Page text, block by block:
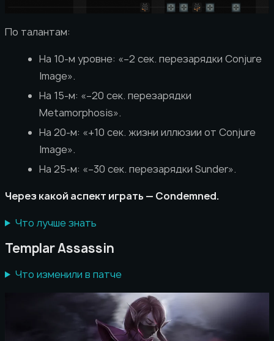
По талантам:
На 10-м уровне: «–2 сек. перезарядки Conjure
Image».
На 15-м: «–20 сек. перезарядки
Metamorphosis».
На 20-м: «+10 сек. жизни иллюзии от Conjure
Image».
На 25-м: «–30 сек. перезарядки Sunder».
Через какой аспект играть — Condemned.
Что лучше знать
Templar Assassin
Что изменили в патче